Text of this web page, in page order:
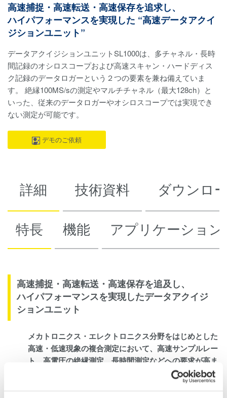
高速捕捉・高速転送・高速保存を追求し、
ハイパフォーマンスを実現した “高速データアクイ
ジションユニット”
データアクイジションユニットSL1000は、多チャネル・長時
間記録のオシロスコープおよび高速スキャン・ハードディス
ク記録のデータロガーという２つの要素を兼ね備えていま
す。 絶縁100MS/sの測定やマルチチャネル（最大128ch）と
いった、従来のデータロガーやオシロスコープでは実現でき
ない測定が可能です。
デモのご依頼
詳細 技術資料 ダウンロ
特長 機能 アプリケーション
高速捕捉・高速転送・高速保存を追及し、
ハイパフォーマンスを実現したデータアクイジ
ションユニット
メカトロニクス・エレクトロニクス分野をはじめとした
高速・低速現象の複合測定において、高速サンプルレー
ト、高電圧の絶縁測定、長時間測定などへの要求が高ま
っています。“もっと高速に、もっと長時間、もっと簡
単に多種多チャネルのデータを測定したい”SL1000は、